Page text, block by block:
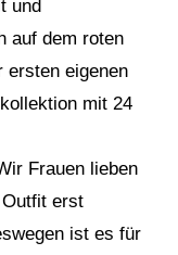
und
auf dem roten
ersten eigenen
mit 24
Frauen lieben
erst
ist es für